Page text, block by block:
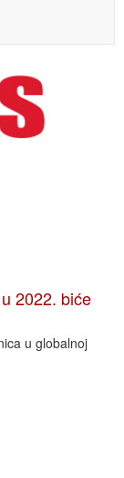
2022. biće
u globalnoj